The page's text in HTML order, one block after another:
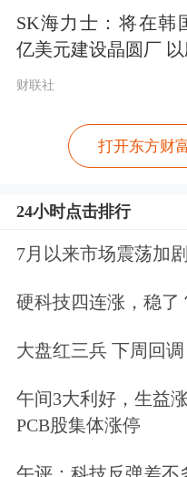
今天为什么会这
变化的？至少水
其实也说不清楚
那么极度悲观一
观面，基本面并
尽管一季度GDP
币政策其实也做
不像大家想的那
因为现在不再提
SK海力士：将在韩
亿美元建设晶圆厂
财联社
打开东方财
24小时点击排行
7月以来市场震荡加
硬科技四连涨，稳了
大盘红三兵 下周回调
午间3大利好，生益
PCB股集体涨停